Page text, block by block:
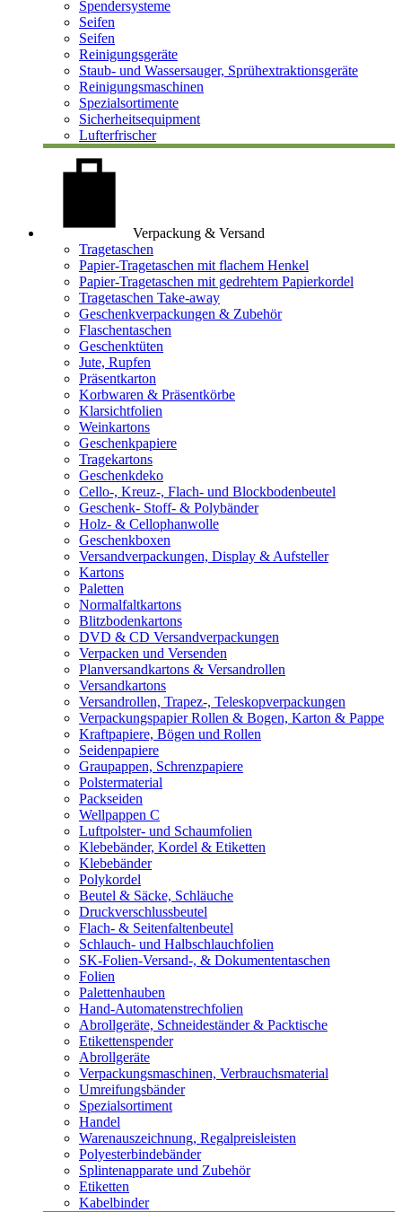
Spendersysteme
Seifen
Seifen
Reinigungsgeräte
Staub- und Wassersauger, Sprühextraktionsgeräte
Reinigungsmaschinen
Spezialsortimente
Sicherheitsequipment
Lufterfrischer
Verpackung & Versand
Tragetaschen
Papier-Tragetaschen mit flachem Henkel
Papier-Tragetaschen mit gedrehtem Papierkordel
Tragetaschen Take-away
Geschenkverpackungen & Zubehör
Flaschentaschen
Geschenktüten
Jute, Rupfen
Präsentkarton
Korbwaren & Präsentkörbe
Klarsichtfolien
Weinkartons
Geschenkpapiere
Tragekartons
Geschenkdeko
Cello-, Kreuz-, Flach- und Blockbodenbeutel
Geschenk- Stoff- & Polybänder
Holz- & Cellophanwolle
Geschenkboxen
Versandverpackungen, Display & Aufsteller
Kartons
Paletten
Normalfaltkartons
Blitzbodenkartons
DVD & CD Versandverpackungen
Verpacken und Versenden
Planversandkartons & Versandrollen
Versandkartons
Versandrollen, Trapez-, Teleskopverpackungen
Verpackungspapier Rollen & Bogen, Karton & Pappe
Kraftpapiere, Bögen und Rollen
Seidenpapiere
Graupappen, Schrenzpapiere
Polstermaterial
Packseiden
Wellpappen C
Luftpolster- und Schaumfolien
Klebebänder, Kordel & Etiketten
Klebebänder
Polykordel
Beutel & Säcke, Schläuche
Druckverschlussbeutel
Flach- & Seitenfaltenbeutel
Schlauch- und Halbschlauchfolien
SK-Folien-Versand-, & Dokumententaschen
Folien
Palettenhauben
Hand-Automatenstrechfolien
Abrollgeräte, Schneideständer & Packtische
Etikettenspender
Abrollgeräte
Verpackungsmaschinen, Verbrauchsmaterial
Umreifungsbänder
Spezialsortiment
Handel
Warenauszeichnung, Regalpreisleisten
Polyesterbindebänder
Splintenapparate und Zubehör
Etiketten
Kabelbinder